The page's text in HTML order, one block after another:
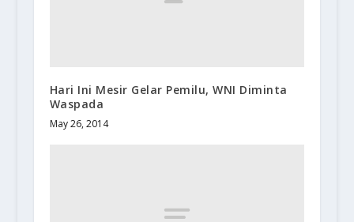
Hari Ini Mesir Gelar Pemilu, WNI Diminta
Waspada
May 26, 2014